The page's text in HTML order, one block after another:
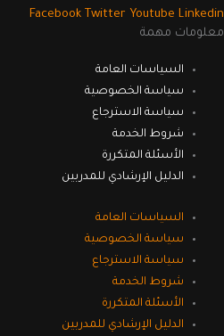
Facebook Twitter Youtube Linkedin
معلومات مهمة
السياسات العامة
سياسة الخصوصية
سياسة الاسترجاع
شروط الخدمة
الأسئلة المتكررة
الدليل الإرشادي للمدربين
السياسات العامة
سياسة الخصوصية
سياسة الاسترجاع
شروط الخدمة
الأسئلة المتكررة
الدليل الإرشادي للمدربين